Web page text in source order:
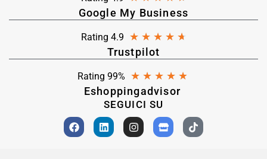
Google My Business
Rating 4.9 ★ ★ ★ ★ ★
Trustpilot
Rating 99% ★ ★ ★ ★ ★
Eshoppingadvisor
SEGUICI SU